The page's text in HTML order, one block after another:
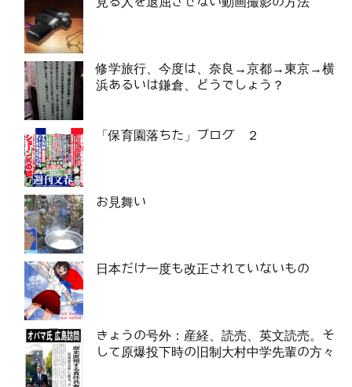
修学旅行、今度は、奈良→京都→東京→横
浜あるいは鎌倉、どうでしょう？
「保育園落ちた」ブログ ２
お見舞い
日本だけ一度も改正されていないもの
きょうの号外：産経、読売、英文読売。そ
して原爆投下時の旧制大村中学先輩の方々